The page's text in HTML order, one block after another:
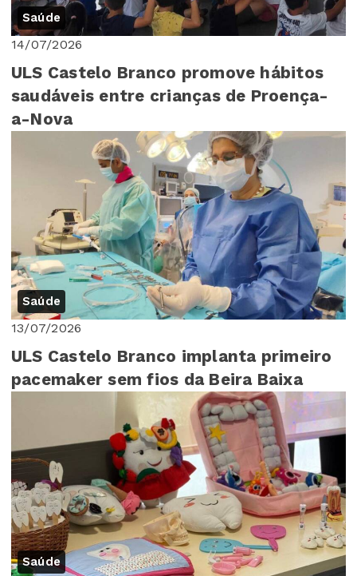
Saúde
14/07/2026
ULS Castelo Branco promove hábitos
saudáveis entre crianças de Proença-
a-Nova
Saúde
13/07/2026
ULS Castelo Branco implanta primeiro
pacemaker sem fios da Beira Baixa
Saúde